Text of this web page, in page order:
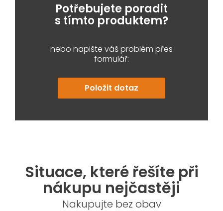
Potřebujete poradit
s tímto produktem?
nebo napište váš problém přes
formulář:
Položit dotaz
Situace, které řešíte při
nákupu nejčastěji
Nakupujte bez obav